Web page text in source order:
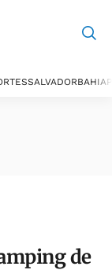
SALVADORBAHIA
de